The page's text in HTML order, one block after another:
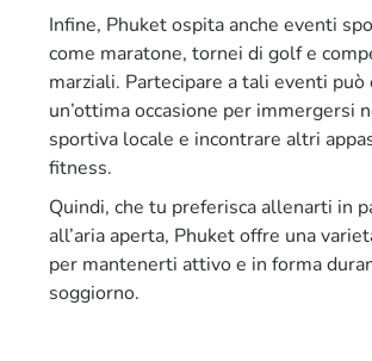
Infine, Phuket ospita anche eventi
come maratone, tornei di golf e
marziali. Partecipare a tali eventi può
un’ottima occasione per immergersi
sportiva locale e incontrare altri
fitness.
Quindi, che tu preferisca allenarti in
all’aria aperta, Phuket offre una
per mantenerti attivo e in forma
soggiorno.